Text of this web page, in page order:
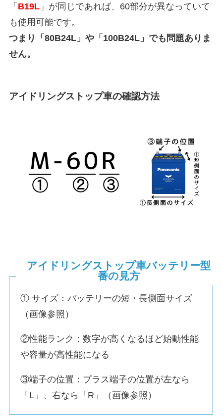
「 B19L」が同じであれば、60部分が異なっていて
も使用可能です。
つまり「80B24L」や「100B24L」でも問題ありま
せん。
アイドリングストップ車の確認方法
アイドリングストップ車バッテリー型
番の見方
① サイズ：バッテリーの短・長側面サイズ
（画像参照）
②性能ランク：数字が高くなるほど始動性能
や容量が高性能になる
③端子の位置：プラス端子の位置が左なら
「L」、右なら「R」（画像参照）